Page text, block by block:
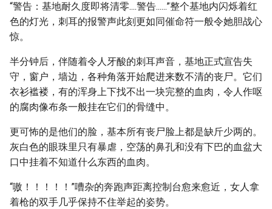
“警告：基地耐久度即将清零....警告......”整个基地内闪烁着红
色的灯光，刺耳的报警声此刻更如同催命符一般令她胆战心
惊。
半分钟后，伴随着令人牙酸的刺耳声音，基地正式宣告失
守，窗户，墙边，各种角落开始爬进来数不清的丧尸。它们
衣衫褴褛，有的浑身上下找不出一块完整的血肉，令人作呕
的腐肉像布条一般挂在它们的骨缝中。
更可怖的是他们的脸，基本所有丧尸脸上都是缺斤少两的。
灰白色的眼珠里只有暴虐，空荡的鼻孔和没有下巴的血盆大
口中挂着不知道什么东西的血肉。
“嗷！！！！！”嘈杂的奔跑声距离控制台愈来愈近，女人拿
着枪的双手几乎保持不住举起的姿势。